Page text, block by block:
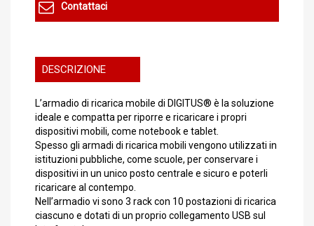
Contattaci
DESCRIZIONE
L’armadio di ricarica mobile di DIGITUS® è la soluzione
ideale e compatta per riporre e ricaricare i propri
dispositivi mobili, come notebook e tablet.
Spesso gli armadi di ricarica mobili vengono utilizzati in
istituzioni pubbliche, come scuole, per conservare i
dispositivi in un unico posto centrale e sicuro e poterli
ricaricare al contempo.
Nell’armadio vi sono 3 rack con 10 postazioni di ricarica
ciascuno e dotati di un proprio collegamento USB sul